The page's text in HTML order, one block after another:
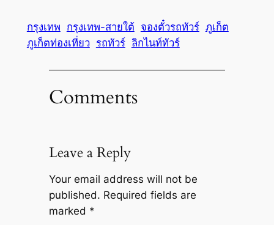
กรุงเทพ กรุงเทพ-สายใต้ จองตั๋วรถทัวร์ ภูเก็ต
ภูเก็ตท่องเที่ยว รถทัวร์ ลิกไนท์ทัวร์
Comments
Leave a Reply
Your email address will not be
published. Required fields are
marked *